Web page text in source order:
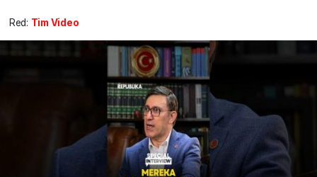
Red: Tim Video